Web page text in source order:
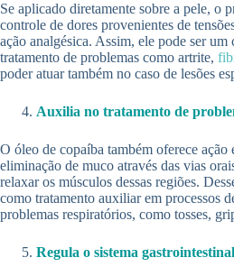
Se aplicado diretamente sobre a pele, o
controle de dores provenientes de
ação analgésica. Assim, ele pode ser
tratamento de problemas como artrite,
poder atuar também no caso de lesões
Auxilia no tratamento de
O óleo de copaíba também oferece
eliminação de muco através das vias
relaxar os músculos dessas regiões.
como tratamento auxiliar em processos
problemas respiratórios, como tosses,
Regula o sistema gastrointestinal